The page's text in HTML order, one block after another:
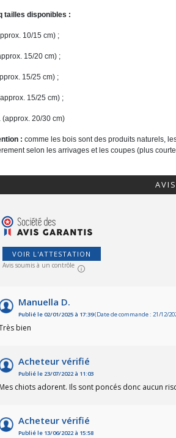
tailles disponibles :
10/15 cm) ;
15/20 cm) ;
15/25 cm) ;
approx. 15/25 cm) ;
(approx. 20/30 cm)
: comme les bois sont des produits naturels,
selon les arrivages et les coupes (plus
VOIR L'ATTESTATION
Avis soumis à un contrôle
Manuella D.
Publié le 02/01/2025 à 17:39(Date de commande : 21/12/
bien
Acheteur vérifié
Publié le 23/07/2022 à 11:03
Mes chiots adorent. Ils sont poncés donc aucun
Acheteur vérifié
Publié le 13/06/2022 à 15:58